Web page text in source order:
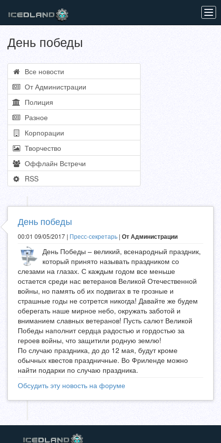
День победы
Все новости
От Администрации
Полиция
Разное
Корпорации
Творчество
Оффлайн Встречи
RSS
День победы
00:01 09/05/2017 | Пресс-секретарь | От Администрации
День Победы – великий, всенародный праздник,
который принято называть праздником со
слезами на глазах. С каждым годом все меньше
остается среди нас ветеранов Великой Отечественной
войны, но память об их подвигах в те грозные и
страшные годы не сотрется никогда! Давайте же будем
оберегать наше мирное небо, окружать заботой и
вниманием славных ветеранов! Пусть салют Великой
Победы наполнит сердца радостью и гордостью за
героев войны, что защитили родную землю!
По случаю праздника, до до 12 мая, будут кроме
обычных квестов праздничные. Во Фриленде можно
найти подарки по случаю праздника.
Обсудить эту новость на форуме